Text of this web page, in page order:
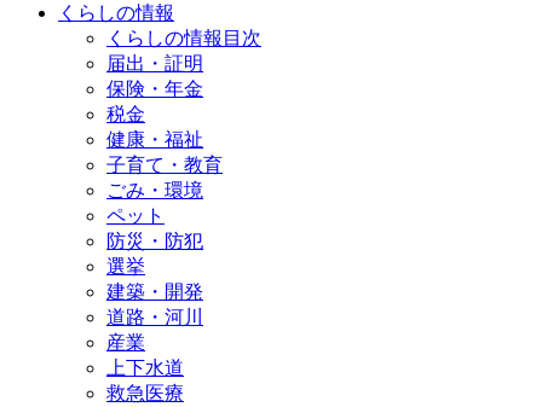
くらしの情報
くらしの情報目次
届出・証明
保険・年金
税金
健康・福祉
子育て・教育
ごみ・環境
ペット
防災・防犯
選挙
建築・開発
道路・河川
産業
上下水道
救急医療